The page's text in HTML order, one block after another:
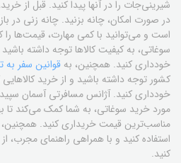
شیرینی‌جات را در آنها پیدا کنید. قبل از
در صورت امکان، چانه بزنید. چانه زنی در
است و می‌توانید با کمی مهارت، قیمت‌ها
سوغاتی، به کیفیت کالاها توجه داشته
خودداری کنید. همچنین، به قوانین سفر به
کشور توجه داشته باشید و از خرید
خودداری کنید. آژانس مسافرتی آسمان سپید
مورد خرید سوغاتی، به شما کمک می‌کند تا
مناسب‌ترین قیمت خریداری کنید. همچنین،
استفاده کنید و با همراهی راهنمای مجرب،
کنید.